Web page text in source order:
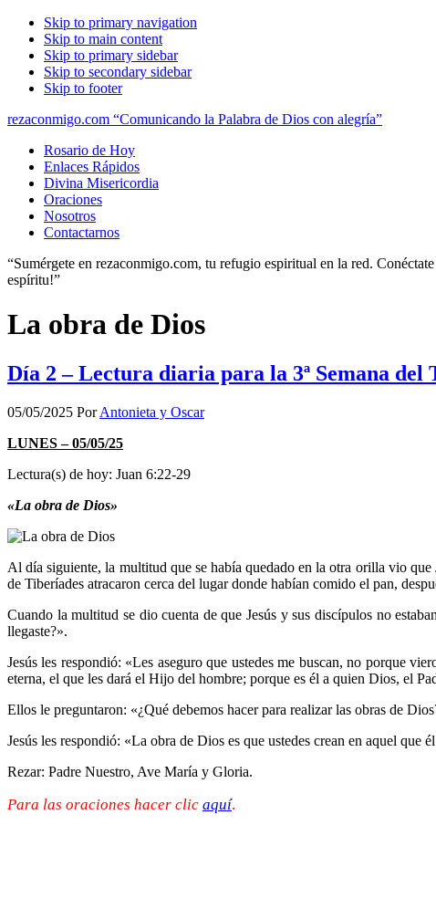
Skip to primary navigation
Skip to main content
Skip to primary sidebar
Skip to secondary sidebar
Skip to footer
rezaconmigo.com “Comunicando la Palabra de Dios con alegría”
Rosario de Hoy
Enlaces Rápidos
Divina Misericordia
Oraciones
Nosotros
Contactarnos
“Sumérgete en rezaconmigo.com, tu refugio espiritual en la red.
espíritu!”
La obra de Dios
Día 2 – Lectura diaria para la 3ª Semana del
05/05/2025 PorAntonieta y Oscar
LUNES – 05/05/25
Lectura(s) de hoy: Juan 6:22-29
«La obra de Dios»
Al día siguiente, la multitud que se había quedado en la otra orilla vio
de Tiberíades atracaron cerca del lugar donde habían comido el pan,
Cuando la multitud se dio cuenta de que Jesús y sus discípulos no
llegaste?».
Jesús les respondió: «Les aseguro que ustedes me buscan, no porque
eterna, el que les dará el Hijo del hombre; porque es él a quien Dios, el
Ellos le preguntaron: «¿Qué debemos hacer para realizar las obras de
Jesús les respondió: «La obra de Dios es que ustedes crean en aquel que
Rezar: Padre Nuestro, Ave María y Gloria.
Para las oraciones hacer clic aquí.